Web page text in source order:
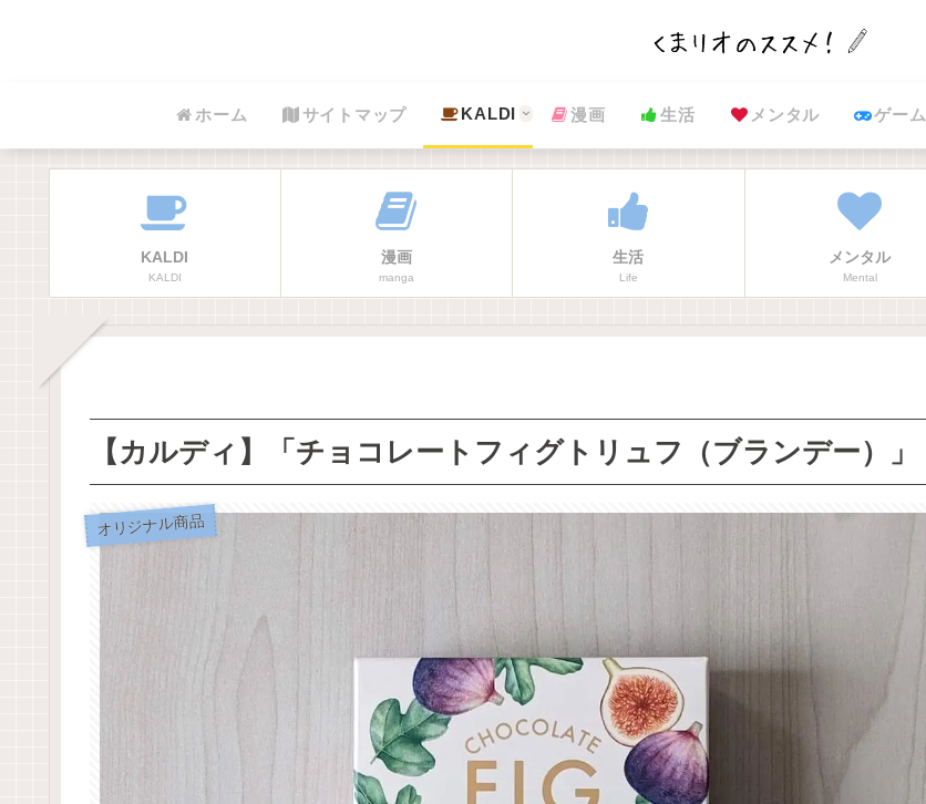
ホーム サイトマップ KALDI 漫画 生活 メンタル ゲーム
KALDI
KALDI
漫画
manga
生活
Life
メンタル
Mental
【カルディ】「チョコレートフィグトリュフ（ブランデー）」
オリジナル商品